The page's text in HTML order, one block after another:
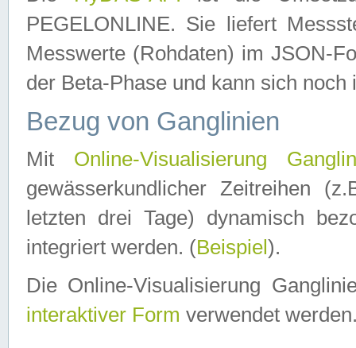
PEGELONLINE. Sie liefert
Messwerte (Rohdaten) im JSON-
der Beta-Phase und kann sich noch
Bezug von Ganglinien
Mit Online-Visualisierung
gewässerkundlicher Zeitreihen
letzten drei Tage) dynamisch
integriert werden. (Beispiel ).
Die Online-Visualisierung
interaktiver Form verwendet